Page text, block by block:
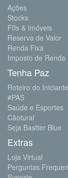
Ações
Stocks
FIIs & Imóveis
Reserva de Valor
Renda Fixa
Imposto de Renda
Tenha Paz
Roteiro do Iniciante
#PAS
Saúde e Esportes
Cãotural
Seja Bastter Blue
Extras
Loja Virtual
Perguntas